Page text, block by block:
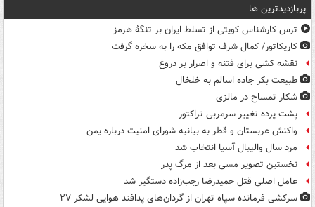
پربازدیدترین ها
ترس کارشناس کویتی از تسلط ایران بر تنگۀ هرمز
کاریکاتور/ کمال شرف توافق مکه را به سخره گرفت
نقشه کشی برای فتنه و اصرار بر دروغ
طبیعت بکر جاده اسالم به خلخال
شکار تمساح در مالزی
پشت پرده تغییر سرمربی تراکتور
واکنش عربستان و قطر به بیانیه شورای امنیت درباره یمن
مرد سال والیبال آسیا انتخاب شد
نخستین تصویر مسی بعد از مرگ پدر
عامل اصلی قتل حمیدرضا رجب‌زاده دستگیر شد
سرکشی فرمانده سپاه تهران از گردان‌های پدافند هوایی لشکر ۲۷